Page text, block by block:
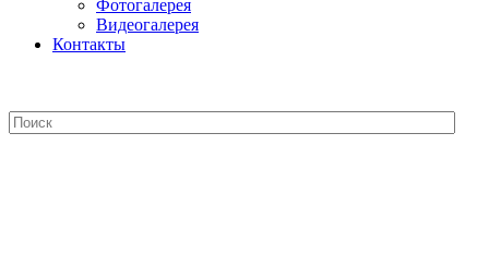
Фотогалерея
Видеогалерея
Контакты